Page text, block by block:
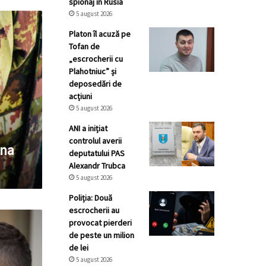
5 august 2026
Platon îl acuză pe
Tofan de
„escrocherii cu
Plahotniuc” și
deposedări de
acțiuni
5 august 2026
ANI a inițiat
controlul averii
deputatului PAS
Alexandr Trubca
5 august 2026
Poliția: Două
escrocherii au
provocat pierderi
de peste un milion
de lei
5 august 2026